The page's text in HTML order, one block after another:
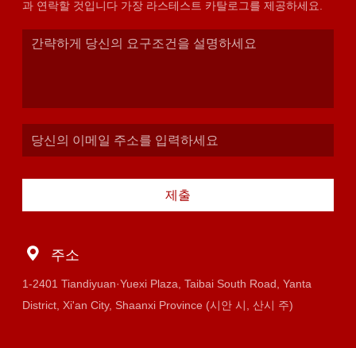
과 연락할 것입니다 가장 라스테스트 카탈로그를 제공하세요.
제출
주소
1-2401 Tiandiyuan·Yuexi Plaza, Taibai South Road, Yanta
District, Xi'an City, Shaanxi Province (시안 시, 산시 주)